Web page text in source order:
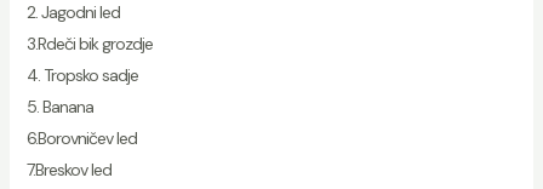
2. Jagodni led
3.Rdeči bik grozdje
4. Tropsko sadje
5. Banana
6.Borovničev led
7.Breskov led